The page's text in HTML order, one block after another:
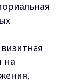
на